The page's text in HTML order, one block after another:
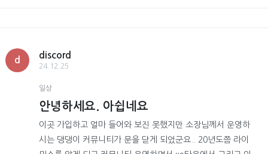
d
discord
24.12.25
일상
안녕하세요. 아쉽네요
이곳 가입하고 얼마 들어와 보진 못했지만 소장님께서 운영하
시는 댕댕이 커뮤니티가 문을 닫게 되었군요.. 20년도쯤 라이